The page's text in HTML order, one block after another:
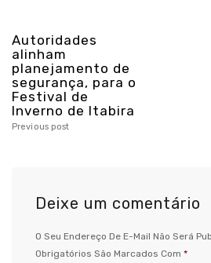
Autoridades
alinham
planejamento de
segurança, para o
Festival de
Inverno de Itabira
Previous post
Deixe um comentário
O Seu Endereço De E-Mail Não Será
Obrigatórios São Marcados Com *